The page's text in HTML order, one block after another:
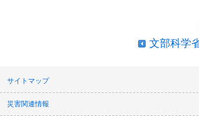
文部科学
サイトマップ
災害関連情報